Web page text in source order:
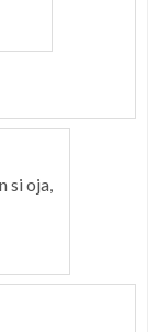
si oja,